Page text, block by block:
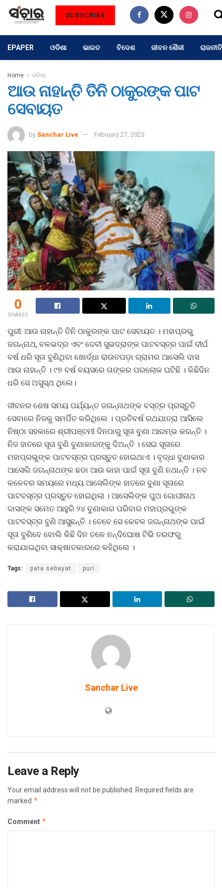
SUBSCRIBE
EPAPER ଓଡିଶା ଭାରତ ବିଦେଶ ଜୀବନ ଶୈଳୀ ରାଜନୀତି
Home ଓଡିଶା
ଆଉ ନାହାନ୍ତି ତିନି ଠାକୁରଙ୍କ ପାଟ
ସେବାୟତ
by Sanchar Live February 27, 2025
0
SHARES
ପୁରୀ: ଆଉ ନାହାନ୍ତି ତିନି ଠାକୁରଙ୍କ ପାଟ ସେବାୟତ । ମହାପ୍ରଭୁ
ଜଗନ୍ନାଥ, ବଳଭଦ୍ର ଏବଂ ଦେବୀ ସୁଭଦ୍ରାଙ୍କ ପାଟବସ୍ତ୍ର ପାଇଁ ଦୀର୍ଘ
ବର୍ଷ ଧରି ସୂତା ବୁଣିଥିବା ଖୋର୍ଦ୍ଧା ରାଉତପଡ଼ା ଗ୍ରାମର ଆସେଲି ଦାସ
ଆଉ ନାହାନ୍ତି । ୯୭ ବର୍ଷ ବୟସରେ ତାଙ୍କର ପରଲୋକ ଘଟିଛି । କିଛିଦିନ
ଧରି ସେ ଅସୁସ୍ଥ ଥିଲେ।
ଜୀବନର ଶେଷ ସମୟ ପର୍ଯ୍ୟନ୍ତ ଜଗନ୍ନାଥଙ୍କ ବସ୍ତ୍ର ପ୍ରସ୍ତୁତି
ସେବାରେ ନିଜକୁ ସମର୍ପିତ କରିଥିଲେ । ପ୍ରତିବର୍ଷ ରଥଯାତ୍ରା ଆସିଲେ
ନିଷ୍ଠା ସହକାରେ ଶ୍ରୀପଞ୍ଚମୀ ଦିନଠାରୁ ସୂତା ବୁଣା ଆରମ୍ଭ କରନ୍ତି ।
ନିଜ ହାତରେ ସୂତା ବୁଣି ବୁଣାକାରଙ୍କୁ ଦିଅନ୍ତି । ସେଇ ସୂତାରେ
ମହାପ୍ରଭୁଙ୍କ ପାଟବସ୍ତ୍ର ପ୍ରସ୍ତୁତ ହୋଇଥାଏ । ବୃଦ୍ଧା ବୁଣାକାର
ଆସେଲି ଜଗନ୍ନାଥଙ୍କ ଛଡା ଆଉ କାହା ପାଇଁ ସୂତା ବୁଣି ନଥାନ୍ତି । ନବ
କଳେବର ସମୟରେ ମଧ୍ୟ ଆସେଲିଙ୍କ ହାତରେ ବୁଣା ସୂତାରେ
ପାଟବସ୍ତ୍ର ପ୍ରସ୍ତୁତ ହୋଇଥିଲା । ଆସେଲିଙ୍କ ପୁଅ ଗୋପୀନାଥ
ଦାସଙ୍କ ସମେତ ଆହୁରି ୨୪ ବୁଣାକାର ପରିବାର ମହାପ୍ରଭୁଙ୍କ
ପାଟବସ୍ତ୍ର ବୁଣି ଆସୁଛନ୍ତି । ତେବେ ସେ କେବଳ ଜଗନ୍ନାଥଙ୍କ ପାଇଁ
ସୂତା ବୁଣିବେ ବୋଲି କିଛି ଦିନ ତଳେ ନନ୍ଦିଘୋଷ ଟିଭି ତରଫରୁ
କରାଯାଇଥିବା ସାକ୍ଷାତକାରରେ କହିଥିଲେ ।
Tags: pata sebayat puri
Sanchar Live
Leave a Reply
Your email address will not be published.
Required fields are
marked *
Comment *